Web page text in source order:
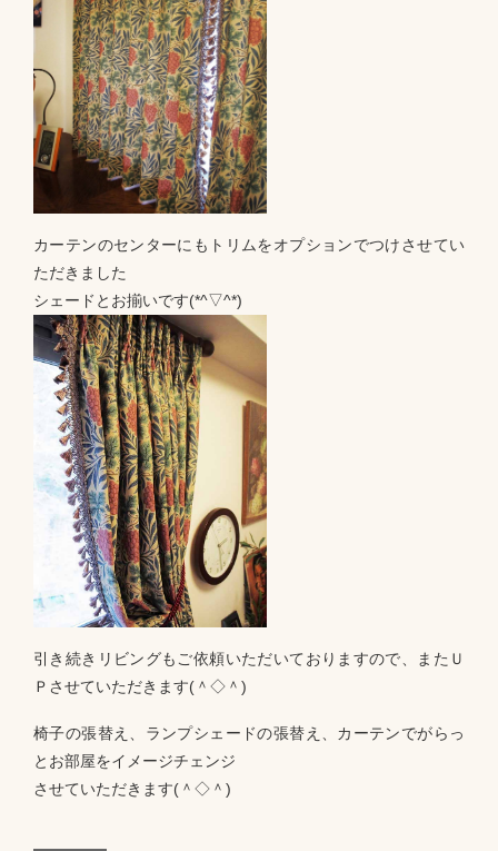
カーテンのセンターにもトリムをオプションでつけさせてい
ただきました
シェードとお揃いです(*^▽^*)
引き続きリビングもご依頼いただいておりますので、またＵ
Ｐさせていただきます(＾◇＾)
椅子の張替え、ランプシェードの張替え、カーテンでがらっ
とお部屋をイメージチェンジ
させていただきます(＾◇＾)